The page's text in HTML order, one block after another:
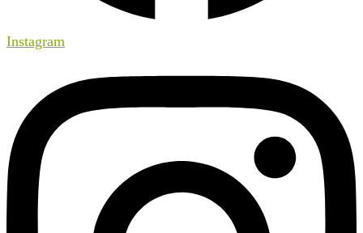
Instagram